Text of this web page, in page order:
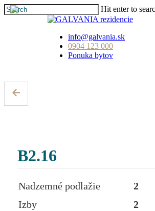
Skip
to
Hit enter to
info@galvania.sk
0904 123 000
Ponuka bytov
B2.16
Nadzemné podlažie
2
Izby
2